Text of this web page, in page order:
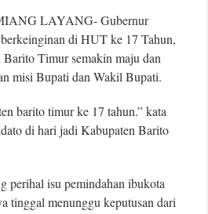
LAYANG- Gubernur
di HUT ke 17 Tahun,
Timur semakin maju dan
misi Bupati dan Wakil Bupati.
barito timur ke 17 tahun.” kata
di hari jadi Kabupaten Barito
perihal isu pemindahan ibukota
tinggal menunggu keputusan dari